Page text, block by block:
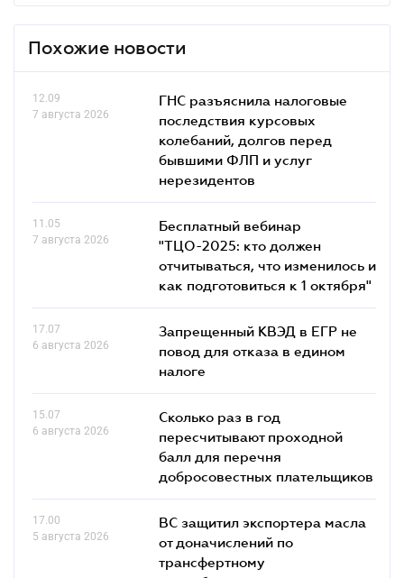
Похожие новости
12.09
7 августа 2026
ГНС разъяснила налоговые
последствия курсовых
колебаний, долгов перед
бывшими ФЛП и услуг
нерезидентов
11.05
7 августа 2026
Бесплатный вебинар
"ТЦО-2025: кто должен
отчитываться, что изменилось и
как подготовиться к 1 октября"
17.07
6 августа 2026
Запрещенный КВЭД в ЕГР не
повод для отказа в едином
налоге
15.07
6 августа 2026
Сколько раз в год
пересчитывают проходной
балл для перечня
добросовестных плательщиков
17.00
5 августа 2026
ВС защитил экспортера масла
от доначислений по
трансфертному